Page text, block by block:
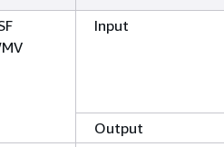
Input
Output